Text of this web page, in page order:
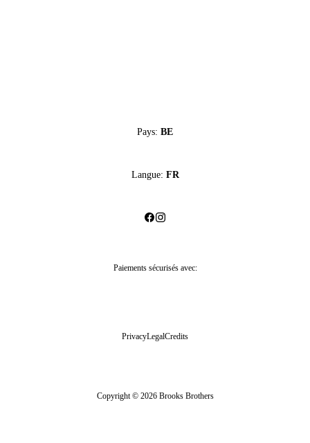
Pays: BE
Langue: FR
Paiements sécurisés avec:
PrivacyLegalCredits
Copyright © 2026 Brooks Brothers